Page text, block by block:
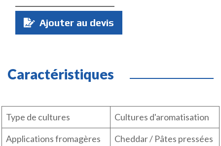
Quantité
Ajouter au devis
Caractéristiques
Type de cultures
Cultures d'aromatisation
Applications fromagères
Cheddar / Pâtes pressées